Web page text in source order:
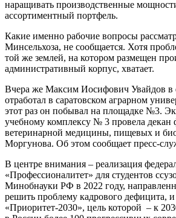
наращивать производственные
ассортиментный портфель.
Какие именно рабочие вопросы
Минсельхоза, не сообщается. Хотя
той же землей, на котором размещен
административный корпус, хватает.
Вчера же Максим Иосифович Увайдов в
отработал в саратовском аграрном
этот раз он побывал на площадке №3.
учебному комплексу № 3 провела декан
ветеринарной медицины, пищевых и
Моргунова. Об этом сообщает пресс-
В центре внимания – реализация
«Профессионалитет» для студентов
Минобнауки РФ в 2022 году,
решить проблему кадрового дефицита,
«Приоритет-2030», цель которой – к